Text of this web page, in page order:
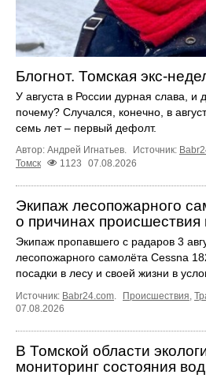
Блогнот. Томская экс-
У августа в России дурная слава, и
почему? Случался, конечно, в
семь лет – первый дефолт.
Автор: Андрей Игнатьев. Источник:
Томск
1123 07.08.2026
Экипаж лесопожарного
о причинах происшествия
Экипаж пропавшего с радаров 3
лесопожарного самолёта Cessna
посадки в лесу и своей жизни в
Источник: Babr24.com. Происшествия,
07.08.2026
В Томской области
мониторинг состояния